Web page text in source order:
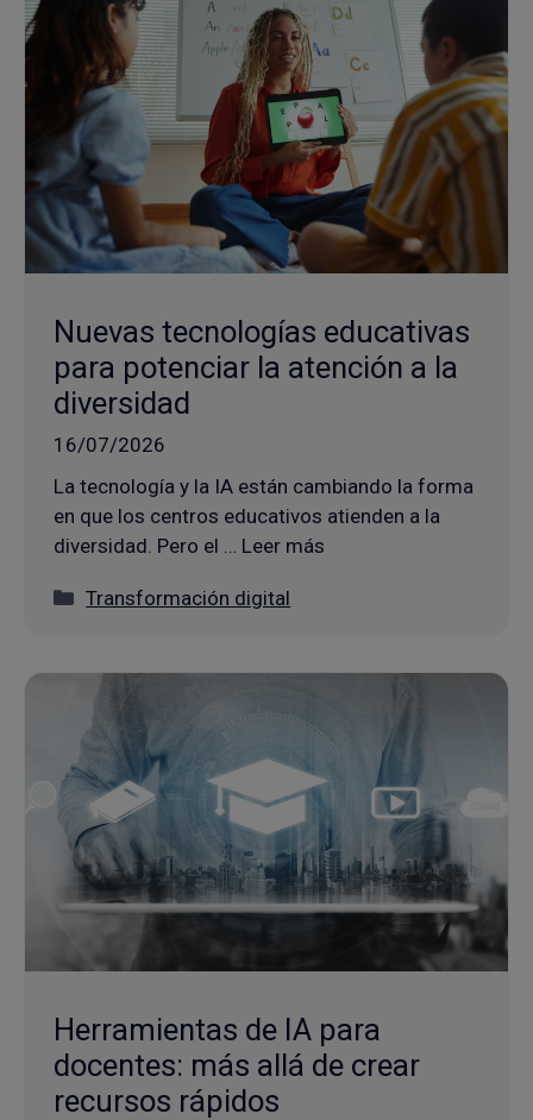
Nuevas tecnologías educativas
para potenciar la atención a la
diversidad
16/07/2026
La tecnología y la IA están cambiando la forma
en que los centros educativos atienden a la
diversidad. Pero el … Leer más
Categorías
Transformación digital
Herramientas de IA para
docentes: más allá de crear
recursos rápidos